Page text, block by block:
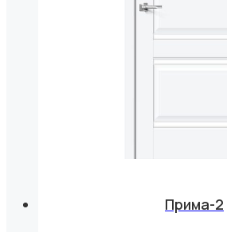
Прима-2